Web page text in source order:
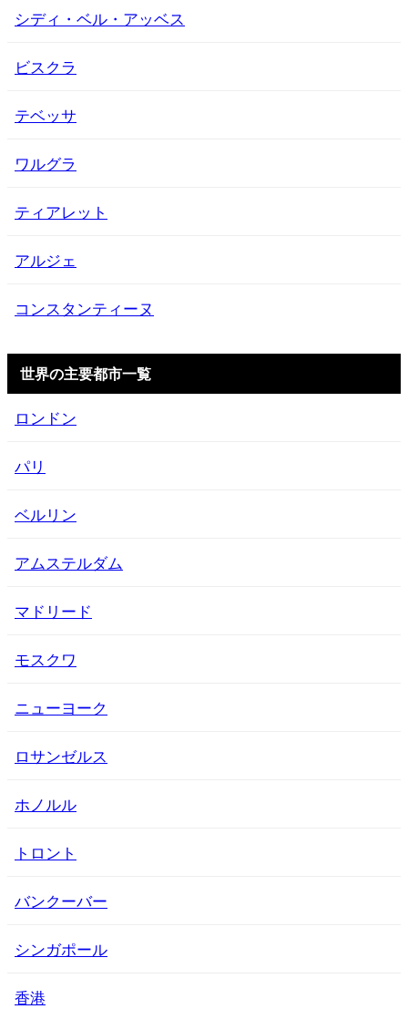
シディ・ベル・アッベス
ビスクラ
テベッサ
ワルグラ
ティアレット
アルジェ
コンスタンティーヌ
世界の主要都市一覧
ロンドン
パリ
ベルリン
アムステルダム
マドリード
モスクワ
ニューヨーク
ロサンゼルス
ホノルル
トロント
バンクーバー
シンガポール
香港